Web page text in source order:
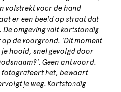
volstrekt voor de hand
er een beeld op straat dat
omgeving valt kortstondig
op de voorgrond. 'Dit moment
hoofd, snel gevolgd door
Geen antwoord.
fotografeert het, bewaart
je weg. Kortstondig